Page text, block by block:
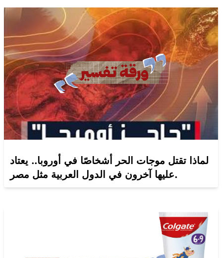
لماذا تقتل موجات الحر أشخاصًا في أوروبا.. يعتاد
عليها آخرون في الدول العربية مثل مصر.